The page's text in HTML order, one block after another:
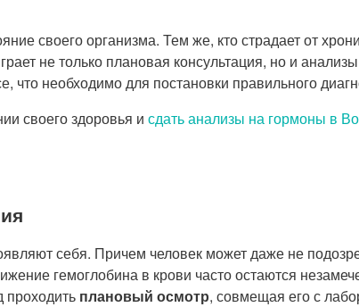
своего организма. Тем же, кто страдает от
не только плановая консультация, но и
что необходимо для постановки правильного
своего здоровья и сдать анализы на гормоны в
себя. Причем человек может даже не
гемоглобина в крови часто остаются
проходить плановый осмотр, совмещая его с